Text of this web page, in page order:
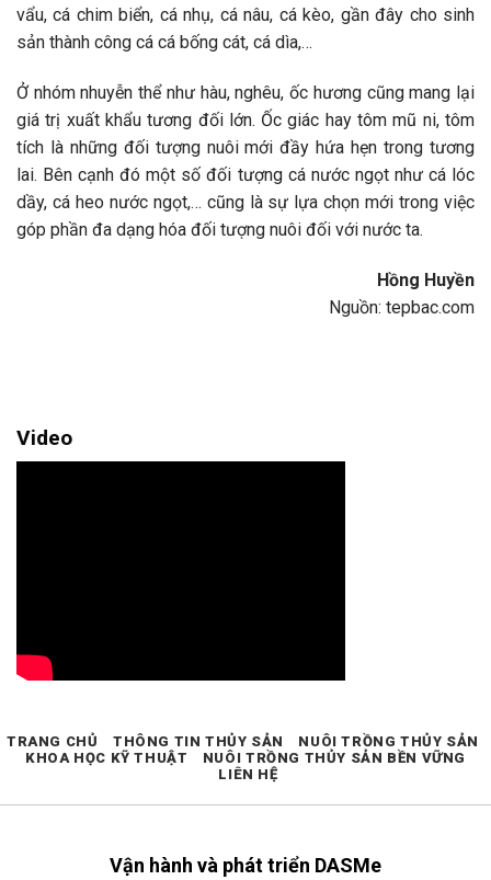
vẩu, cá chim biển, cá nhụ, cá nâu, cá kèo, gần đây cho sinh
sản thành công cá cá bống cát, cá dìa,…
Ở nhóm nhuyễn thể như hàu, nghêu, ốc hương cũng mang lại
giá trị xuất khẩu tương đối lớn. Ốc giác hay tôm mũ ni, tôm
tích là những đối tượng nuôi mới đầy hứa hẹn trong tương
lai. Bên cạnh đó một số đối tượng cá nước ngọt như cá lóc
dầy, cá heo nước ngọt,… cũng là sự lựa chọn mới trong việc
góp phần đa dạng hóa đối tượng nuôi đối với nước ta.
Hồng Huyền
Nguồn: tepbac.com
Video
Vận hành và phát triển DASMe
TRANG CHỦ THÔNG TIN THỦY SẢN
NUÔI TRỒNG THỦY SẢN
KHOA HỌC KỸ THUẬT
NUÔI TRỒNG THỦY SẢN BỀN VỮNG
LIÊN HỆ